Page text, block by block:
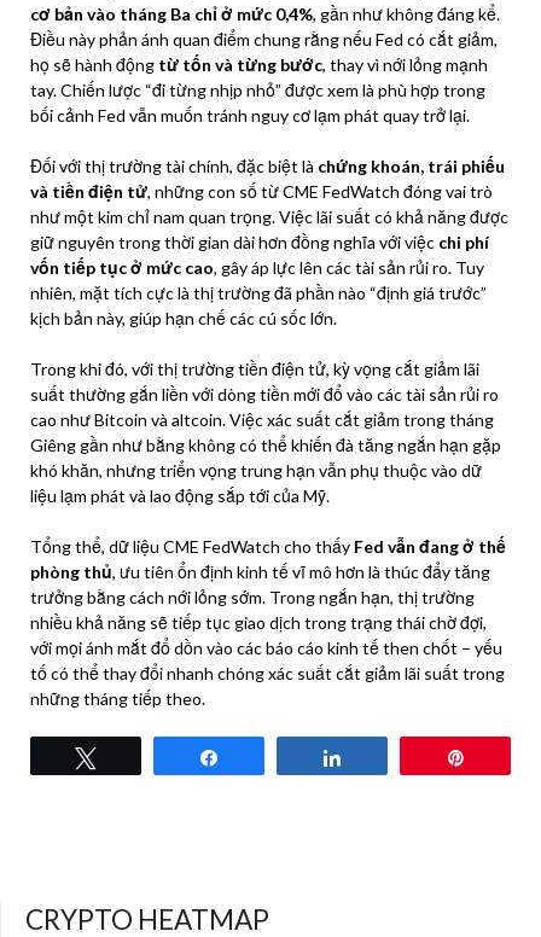
cơ bản vào tháng Ba chỉ ở mức 0,4%, gần như không đáng kể.
Điều này phản ánh quan điểm chung rằng nếu Fed có cắt giảm,
họ sẽ hành động từ tốn và từng bước, thay vì nới lỏng mạnh
tay. Chiến lược “đi từng nhịp nhỏ” được xem là phù hợp trong
bối cảnh Fed vẫn muốn tránh nguy cơ lạm phát quay trở lại.
Đối với thị trường tài chính, đặc biệt là chứng khoán, trái phiếu
và tiền điện tử, những con số từ CME FedWatch đóng vai trò
như một kim chỉ nam quan trọng. Việc lãi suất có khả năng được
giữ nguyên trong thời gian dài hơn đồng nghĩa với việc chi phí
vốn tiếp tục ở mức cao, gây áp lực lên các tài sản rủi ro. Tuy
nhiên, mặt tích cực là thị trường đã phần nào “định giá trước”
kịch bản này, giúp hạn chế các cú sốc lớn.
Trong khi đó, với thị trường tiền điện tử, kỳ vọng cắt giảm lãi
suất thường gắn liền với dòng tiền mới đổ vào các tài sản rủi ro
cao như Bitcoin và altcoin. Việc xác suất cắt giảm trong tháng
Giêng gần như bằng không có thể khiến đà tăng ngắn hạn gặp
khó khăn, nhưng triển vọng trung hạn vẫn phụ thuộc vào dữ
liệu lạm phát và lao động sắp tới của Mỹ.
Tổng thể, dữ liệu CME FedWatch cho thấy Fed vẫn đang ở thế
phòng thủ, ưu tiên ổn định kinh tế vĩ mô hơn là thúc đẩy tăng
trưởng bằng cách nới lỏng sớm. Trong ngắn hạn, thị trường
nhiều khả năng sẽ tiếp tục giao dịch trong trạng thái chờ đợi,
với mọi ánh mắt đổ dồn vào các báo cáo kinh tế then chốt – yếu
tố có thể thay đổi nhanh chóng xác suất cắt giảm lãi suất trong
những tháng tiếp theo.
CRYPTO HEATMAP